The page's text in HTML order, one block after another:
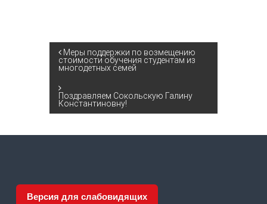
Н
в
и
а
Меры поддержки по возмещению
стоимости обучения студентам из
многодетных семей
Поздравляем Сокольскую Галину
Константиновну!
Версия для слабовидящих